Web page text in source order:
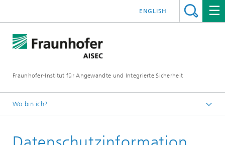
Fraunhofer-Institut für Angewandte und Integrierte Sicherheit
ENGLISH
Wo bin ich?